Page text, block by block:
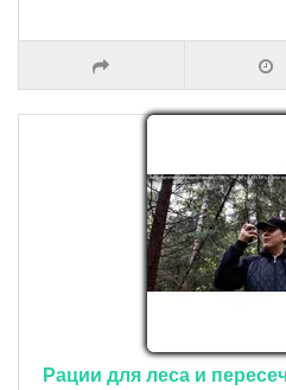
Рации для леса и